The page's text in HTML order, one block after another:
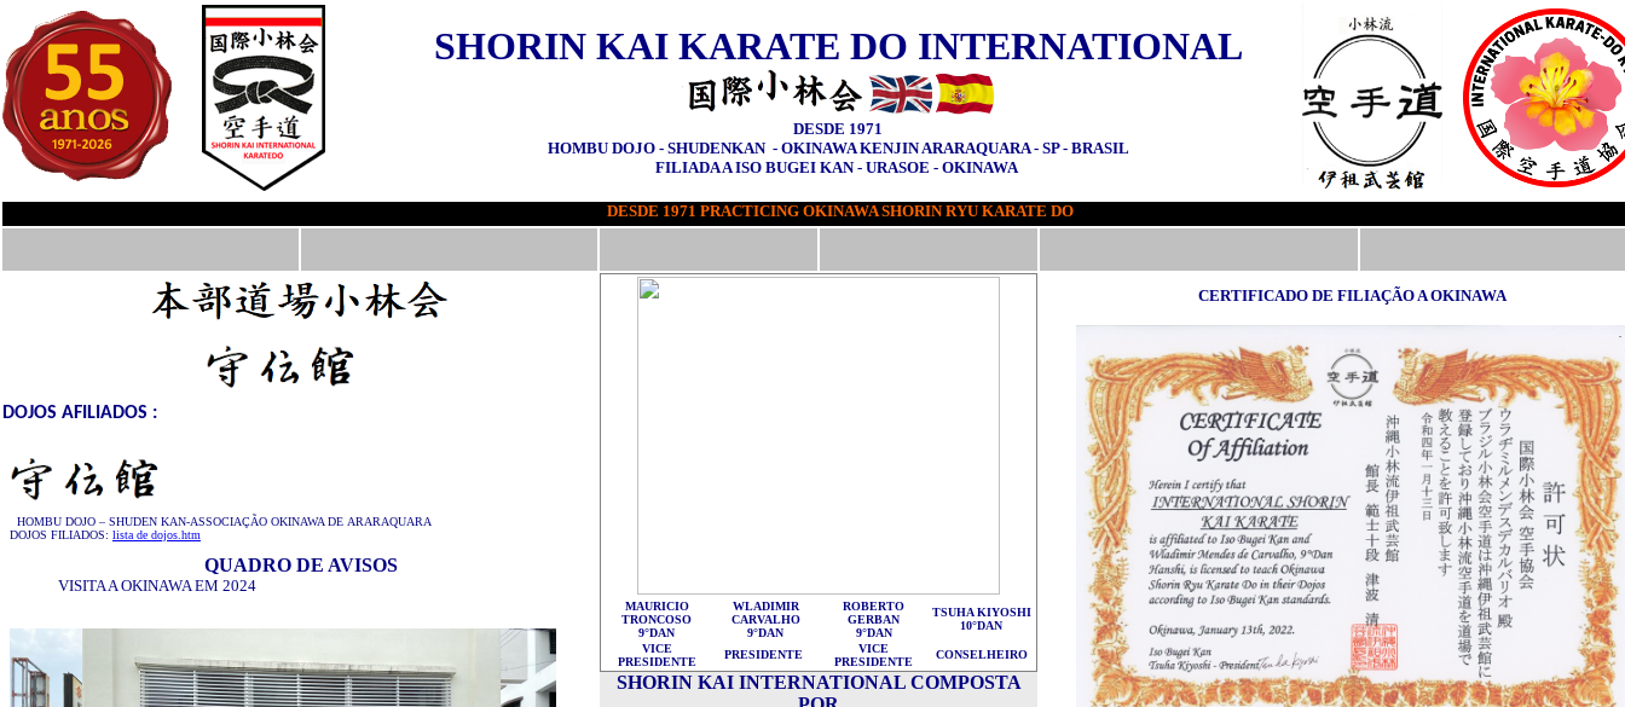
SHORIN KAI KARATE DO INTERNATIONAL
DESDE 1971
HOMBU DOJO - SHUDENKAN - OKINAWA KENJIN ARARAQUARA - SP - BRASIL
FILIADA A ISO BUGEI KAN - URASOE - OKINAWA
DESDE 1971 PRACTICING OKINAWA SHORIN RYU KARATE DO
AFILIADOS :
HOMBU DOJO – SHUDEN KAN-ASSOCIAÇÃO OKINAWA DE ARARAQUARA
DOJOS FILIADOS: lista de dojos.htm
QUADRO DE AVISOS
VISITA A OKINAWA EM 2024
MAURICIO
TRONCOSO
9°DAN
WLADIMIR
CARVALHO
9°DAN
ROBERTO
GERBAN
9°DAN
TSUHA KIYOSHI
10°DAN
VICE
PRESIDENTE
PRESIDENTE
VICE
PRESIDENTE
CONSELHEIRO
SHORIN KAI INTERNATIONAL COMPOSTA
CERTIFICADO DE FILIAÇÃO A OKINAWA